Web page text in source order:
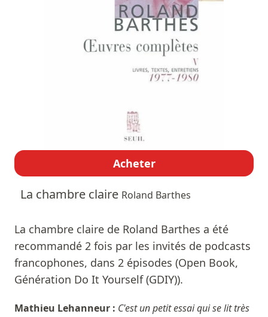
Acheter
La chambre claire Roland Barthes
La chambre claire de Roland Barthes a été
recommandé 2 fois par les invités de podcasts
francophones, dans 2 épisodes (Open Book,
Génération Do It Yourself (GDIY)).
Mathieu Lehanneur : C'est un petit essai qui se lit très
Livres les plus recommandés
Prix littéraires